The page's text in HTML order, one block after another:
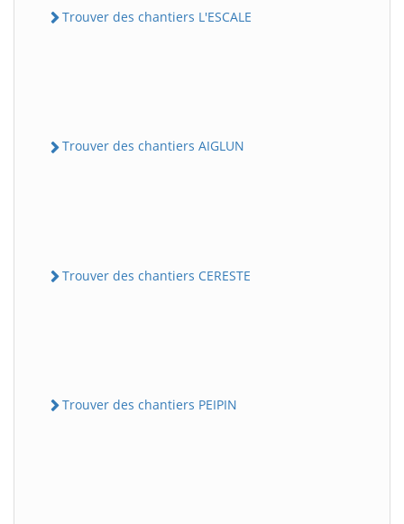
Trouver des chantiers L'ESCALE
Trouver des chantiers AIGLUN
Trouver des chantiers CERESTE
Trouver des chantiers PEIPIN